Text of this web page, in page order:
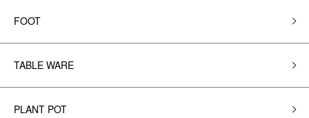
FOOT
TABLE WARE
PLANT POT